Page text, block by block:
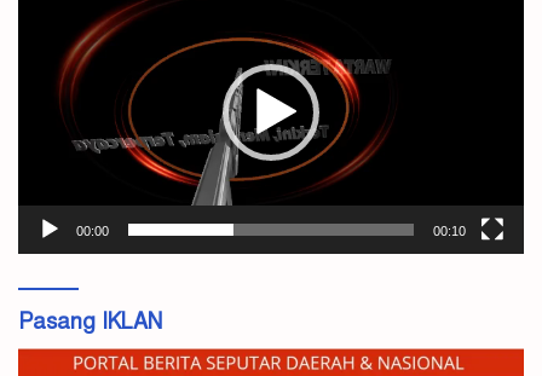
00:00 00:10
Pasang IKLAN